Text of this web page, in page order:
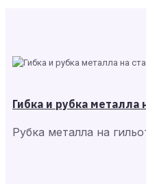
Гибка и рубка металла
Рубка металла на